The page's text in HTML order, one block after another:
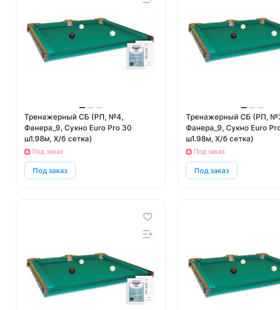
Тренажерный СБ (РП, №4,
Фанера_9, Сукно Euro Pro 30
ш1.98м, Х/б сетка)
Под заказ
Под заказ
Тренажерный СБ (РП, №3,
Фанера_9, Сукно Euro
ш1.98м, Х/б сетка)
Под заказ
Под заказ